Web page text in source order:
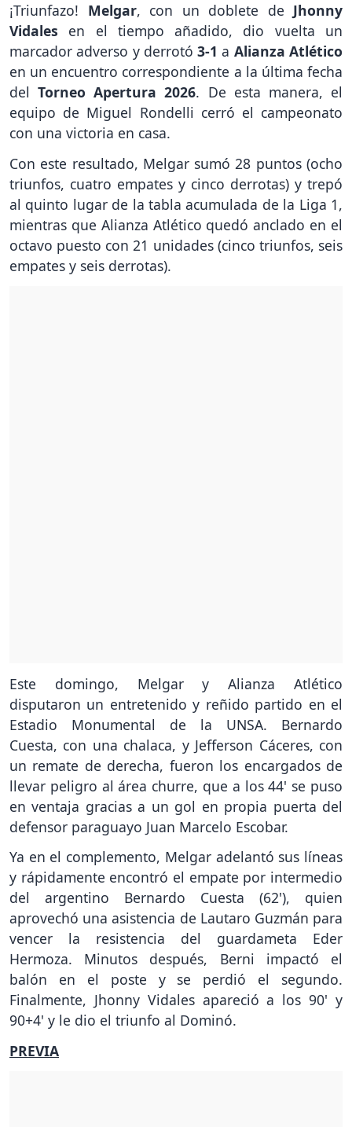
¡Triunfazo! Melgar, con un doblete de Jhonny
Vidales en el tiempo añadido, dio vuelta un
marcador adverso y derrotó3-1 a Alianza Atlético
en un encuentro correspondiente a la última fecha
delTorneo Apertura 2026. De esta manera, el
equipo de Miguel Rondelli cerró el campeonato
con una victoria en casa.
Con este resultado, Melgar sumó 28 puntos (ocho
triunfos, cuatro empates y cinco derrotas) y trepó
al quinto lugar de la tabla acumulada de la Liga 1,
mientras que Alianza Atlético quedó anclado en el
octavo puesto con 21 unidades (cinco triunfos, seis
empates y seis derrotas).
Este domingo, Melgar y Alianza Atlético
disputaron un entretenido y reñido partido en el
Estadio Monumental de la UNSA. Bernardo
Cuesta, con una chalaca, y Jefferson Cáceres, con
un remate de derecha, fueron los encargados de
llevar peligro al área churre, que a los 44' se puso
en ventaja gracias a un gol en propia puerta del
defensor paraguayo Juan Marcelo Escobar.
Ya en el complemento, Melgar adelantó sus líneas
y rápidamente encontró el empate por intermedio
del argentino Bernardo Cuesta (62'), quien
aprovechó una asistencia de Lautaro Guzmán para
vencer la resistencia del guardameta Eder
Hermoza. Minutos después, Berni impactó el
balón en el poste y se perdió el segundo.
Finalmente, Jhonny Vidales apareció a los 90' y
90+4' y le dio el triunfo al Dominó.
PREVIA